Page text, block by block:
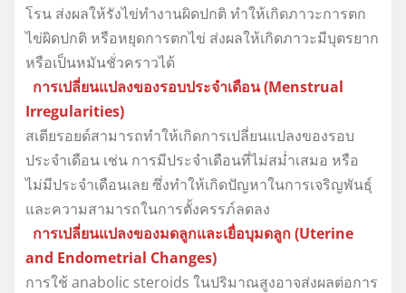
โรน ส่งผลให้รังไข่ทำงานผิดปกติ ทำให้เกิดภาวะการตก
ไข่ผิดปกติ หรือหยุดการตกไข่ ส่งผลให้เกิดภาวะมีบุตรยาก
หรือเป็นหมันชั่วคราวได้
การเปลี่ยนแปลงของรอบประจำเดือน (Menstrual
Irregularities)
สเตียรอยด์สามารถทำให้เกิดการเปลี่ยนแปลงของรอบ
ประจำเดือน เช่น การมีประจำเดือนที่ไม่สม่ำเสมอ หรือ
ไม่มีประจำเดือนเลย ซึ่งทำให้เกิดปัญหาในการเจริญพันธุ์
และความสามารถในการตั้งครรภ์ลดลง
การเปลี่ยนแปลงของมดลูกและเยื่อบุมดลูก (Uterine
and Endometrial Changes)
การใช้ anabolic steroids ในปริมาณสูงอาจส่งผลต่อการ